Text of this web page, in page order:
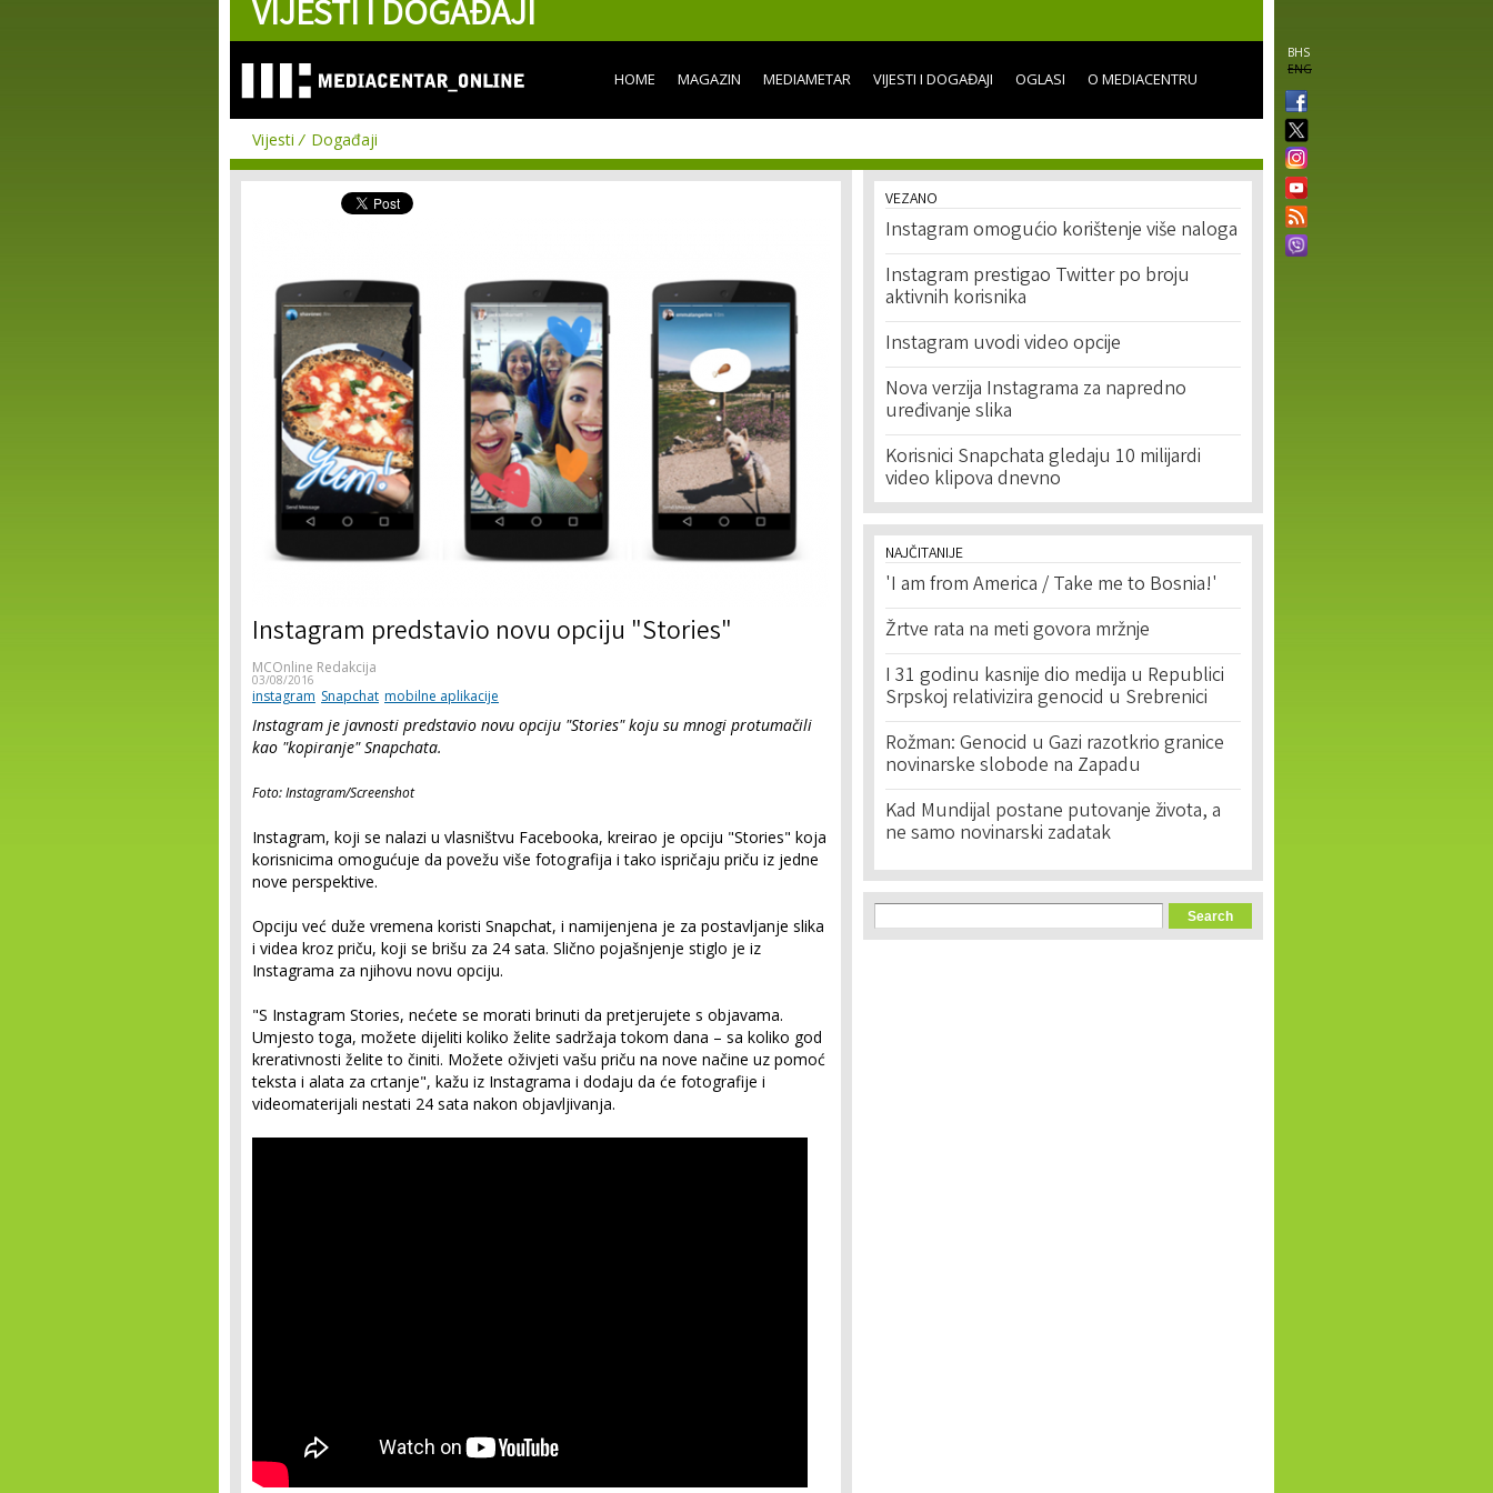
content
VIJESTI I DOGAĐAJI
BHS
ENG
HOME MAGAZIN MEDIAMETAR VIJESTI I DOGAĐAJI OGLASI O MEDIACENTRU
Vijesti Događaji
Instagram predstavio novu opciju "Stories"
MCOnline Redakcija
03/08/2016
instagram Snapchat mobilne aplikacije
Instagram je javnosti predstavio novu opciju "Stories" koju su mnogi protumačili
kao "kopiranje" Snapchata.
Foto: Instagram/Screenshot
Instagram, koji se nalazi u vlasništvu Facebooka, kreirao je opciju "Stories" koja
korisnicima omogućuje da povežu više fotografija i tako ispričaju priču iz jedne
nove perspektive.
Opciju već duže vremena koristi Snapchat, i namijenjena je za postavljanje slika
i videa kroz priču, koji se brišu za 24 sata. Slično pojašnjenje stiglo je iz
Instagrama za njihovu novu opciju.
"S Instagram Stories, nećete se morati brinuti da pretjerujete s objavama.
Umjesto toga, možete dijeliti koliko želite sadržaja tokom dana – sa koliko god
krerativnosti želite to činiti. Možete oživjeti vašu priču na nove načine uz pomoć
teksta i alata za crtanje", kažu iz Instagrama i dodaju da će fotografije i
videomaterijali nestati 24 sata nakon objavljivanja.
VEZANO
Instagram omogućio korištenje više naloga
Instagram prestigao Twitter po broju
aktivnih korisnika
Instagram uvodi video opcije
Nova verzija Instagrama za napredno
uređivanje slika
Korisnici Snapchata gledaju 10 milijardi
video klipova dnevno
NAJČITANIJE
'I am from America / Take me to Bosnia!'
Žrtve rata na meti govora mržnje
I 31 godinu kasnije dio medija u Republici
Srpskoj relativizira genocid u Srebrenici
Rožman: Genocid u Gazi razotkrio granice
novinarske slobode na Zapadu
Kad Mundijal postane putovanje života, a
ne samo novinarski zadatak
Search form
Search